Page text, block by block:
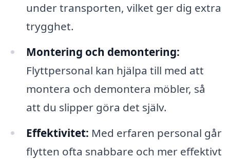
under transporten, vilket ger dig extra
trygghet.
Montering och demontering:
Flyttpersonal kan hjälpa till med att
montera och demontera möbler, så
att du slipper göra det själv.
Effektivitet: Med erfaren personal går
flytten ofta snabbare och mer effektivt